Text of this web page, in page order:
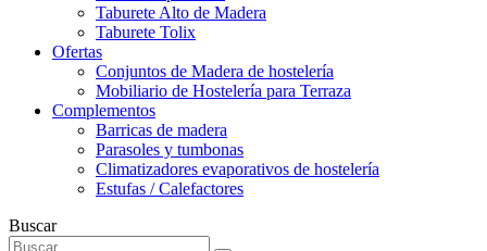
Taburete Alto de Madera
Taburete Tolix
Ofertas
Conjuntos de Madera de hostelería
Mobiliario de Hostelería para Terraza
Complementos
Barricas de madera
Parasoles y tumbonas
Climatizadores evaporativos de hostelería
Estufas / Calefactores
Buscar